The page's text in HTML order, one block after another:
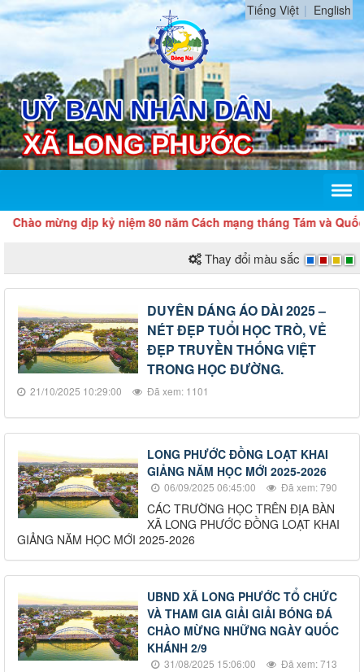
Tiếng Việt English
Chào mừng dịp kỷ niệm 80 năm Cách mạng tháng Tám và Quốc
Thay đổi màu sắc
DUYÊN DÁNG ÁO DÀI 2025 –
NÉT ĐẸP TUỔI HỌC TRÒ, VẺ
ĐẸP TRUYỀN THỐNG VIỆT
TRONG HỌC ĐƯỜNG.
21/10/2025 10:29:00 Đã xem: 1101
LONG PHƯỚC ĐỒNG LOẠT KHAI
GIẢNG NĂM HỌC MỚI 2025-2026
06/09/2025 06:45:00 Đã xem: 790
CÁC TRƯỜNG HỌC TRÊN ĐỊA BÀN
XÃ LONG PHƯỚC ĐỒNG LOẠT KHAI
GIẢNG NĂM HỌC MỚI 2025-2026
UBND XÃ LONG PHƯỚC TỔ CHỨC
VÀ THAM GIA GIẢI GIẢI BÓNG ĐÁ
CHÀO MỪNG NHỮNG NGÀY QUỐC
KHÁNH 2/9
31/08/2025 15:06:00 Đã xem: 713